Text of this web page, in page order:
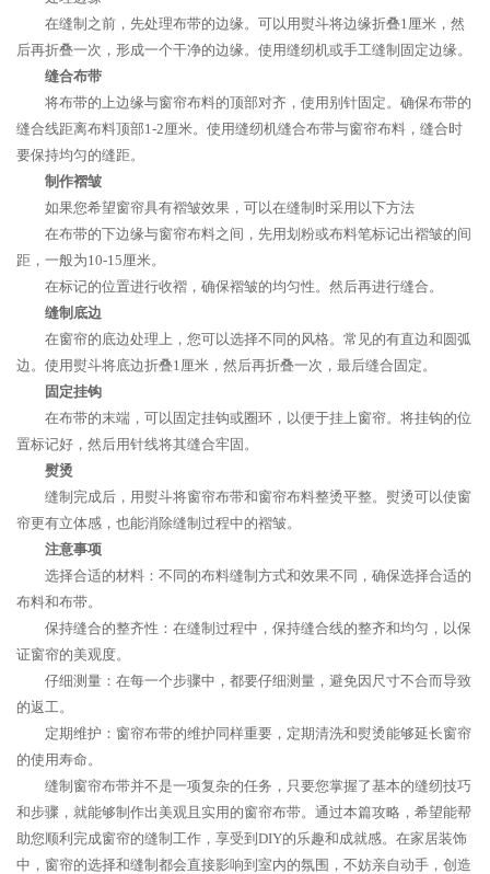
在缝制之前，先处理布带的边缘。可以用熨斗将边缘折叠1厘米，然
后再折叠一次，形成一个干净的边缘。使用缝纫机或手工缝制固定边缘。
缝合布带
将布带的上边缘与窗帘布料的顶部对齐，使用别针固定。确保布带的
缝合线距离布料顶部1-2厘米。使用缝纫机缝合布带与窗帘布料，缝合时
要保持均匀的缝距。
制作褶皱
如果您希望窗帘具有褶皱效果，可以在缝制时采用以下方法
在布带的下边缘与窗帘布料之间，先用划粉或布料笔标记出褶皱的间
距，一般为10-15厘米。
在标记的位置进行收褶，确保褶皱的均匀性。然后再进行缝合。
缝制底边
在窗帘的底边处理上，您可以选择不同的风格。常见的有直边和圆弧
边。使用熨斗将底边折叠1厘米，然后再折叠一次，最后缝合固定。
固定挂钩
在布带的末端，可以固定挂钩或圈环，以便于挂上窗帘。将挂钩的位
置标记好，然后用针线将其缝合牢固。
熨烫
缝制完成后，用熨斗将窗帘布带和窗帘布料整烫平整。熨烫可以使窗
帘更有立体感，也能消除缝制过程中的褶皱。
注意事项
选择合适的材料：不同的布料缝制方式和效果不同，确保选择合适的
布料和布带。
保持缝合的整齐性：在缝制过程中，保持缝合线的整齐和均匀，以保
证窗帘的美观度。
仔细测量：在每一个步骤中，都要仔细测量，避免因尺寸不合而导致
的返工。
定期维护：窗帘布带的维护同样重要，定期清洗和熨烫能够延长窗帘
的使用寿命。
缝制窗帘布带并不是一项复杂的任务，只要您掌握了基本的缝纫技巧
和步骤，就能够制作出美观且实用的窗帘布带。通过本篇攻略，希望能帮
助您顺利完成窗帘的缝制工作，享受到DIY的乐趣和成就感。在家居装饰
中，窗帘的选择和缝制都会直接影响到室内的氛围，不妨亲自动手，创造